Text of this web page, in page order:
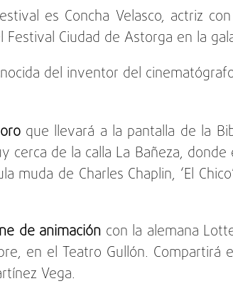
es Concha Velasco, actriz
Ciudad de Astorga en la
del inventor del
que llevará a la pantalla de la
cerca de la calla La Bañeza,
muda de Charles Chaplin, ‘El
de animación con la alemana
en el Teatro Gullón.
Vega.